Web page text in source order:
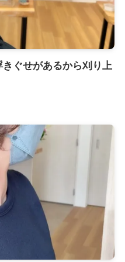
ぐせがあるから刈り上